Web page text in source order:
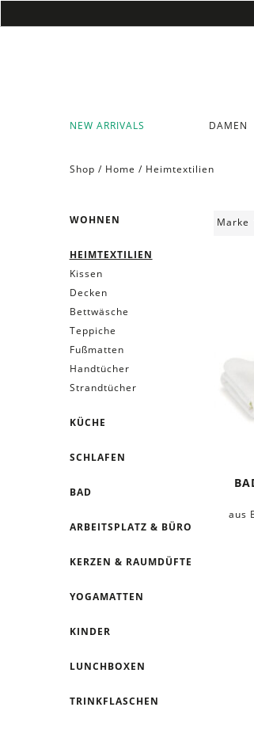
NEW ARRIVALS DAMEN
Shop / Home / Heimtextilien
WOHNEN
HEIMTEXTILIEN
Kissen
Decken
Bettwäsche
Teppiche
Fußmatten
Handtücher
Strandtücher
KÜCHE
SCHLAFEN
BAD
ARBEITSPLATZ & BÜRO
KERZEN & RAUMDÜFTE
YOGAMATTEN
KINDER
LUNCHBOXEN
TRINKFLASCHEN
Marke
aus